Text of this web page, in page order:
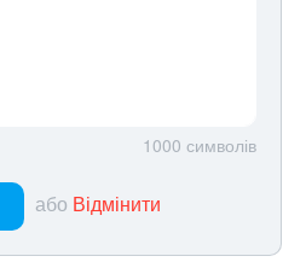
1000 символів
або Відмінити